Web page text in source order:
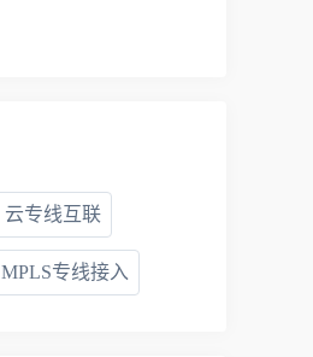
云专线互联
MPLS专线接入